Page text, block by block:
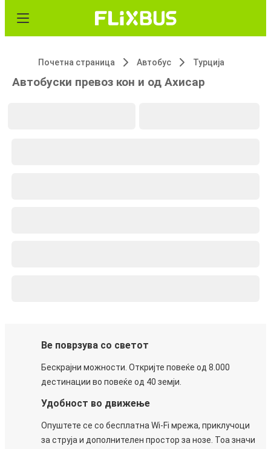
Почетна страница Автобус Турција
Автобуски превоз кон и од Ахисар
Ве поврзува со светот
Бескрајни можности. Откријте повеќе од 8.000
дестинации во повеќе од 40 земји.
Удобност во движење
Опуштете се со бесплатна Wi-Fi мрежа, приклучоци
за струја и дополнителен простор за нозе. Тоа значи